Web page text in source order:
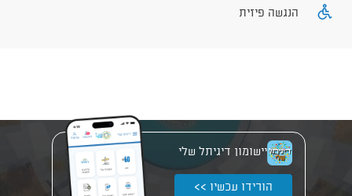
הנגשה פיזית
יישומון דיגיתל שלי
הורידו עכשיו >>